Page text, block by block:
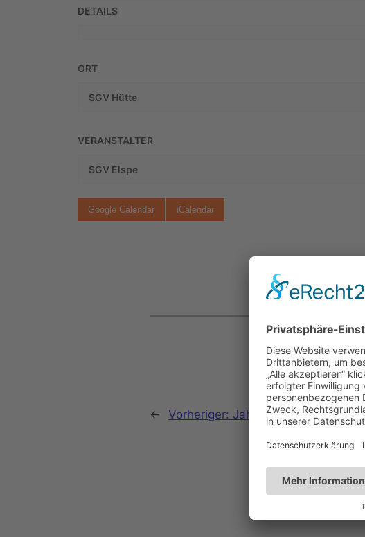
DETAILS
ORT
SGV Hütte
VERANSTALTER
SGV Elspe
Google Calendar iCalendar
← Vorheriger: